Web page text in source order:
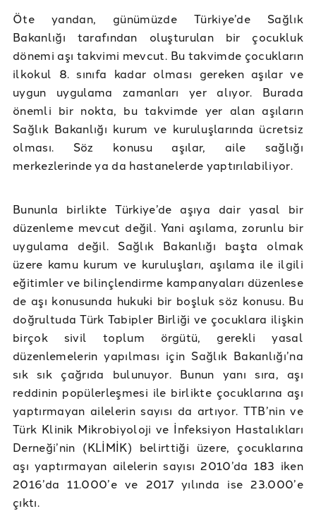
Öte yandan, günümüzde Türkiye’de Sağlık
Bakanlığı tarafından oluşturulan bir çocukluk
dönemi aşı takvimi mevcut. Bu takvimde çocukların
ilkokul 8. sınıfa kadar olması gereken aşılar ve
uygun uygulama zamanları yer alıyor. Burada
önemli bir nokta, bu takvimde yer alan aşıların
Sağlık Bakanlığı kurum ve kuruluşlarında ücretsiz
olması. Söz konusu aşılar, aile sağlığı
merkezlerinde ya da hastanelerde yaptırılabiliyor.
Bununla birlikte Türkiye’de aşıya dair yasal bir
düzenleme mevcut değil. Yani aşılama, zorunlu bir
uygulama değil. Sağlık Bakanlığı başta olmak
üzere kamu kurum ve kuruluşları, aşılama ile ilgili
eğitimler ve bilinçlendirme kampanyaları düzenlese
de aşı konusunda hukuki bir boşluk söz konusu. Bu
doğrultuda Türk Tabipler Birliği ve çocuklara ilişkin
birçok sivil toplum örgütü, gerekli yasal
düzenlemelerin yapılması için Sağlık Bakanlığı’na
sık sık çağrıda bulunuyor. Bunun yanı sıra, aşı
reddinin popülerleşmesi ile birlikte çocuklarına aşı
yaptırmayan ailelerin sayısı da artıyor. TTB’nin ve
Türk Klinik Mikrobiyoloji ve İnfeksiyon Hastalıkları
Derneği’nin (KLİMİK) belirttiği üzere, çocuklarına
aşı yaptırmayan ailelerin sayısı 2010’da 183 iken
2016’da 11.000’e ve 2017 yılında ise 23.000’e
çıktı.